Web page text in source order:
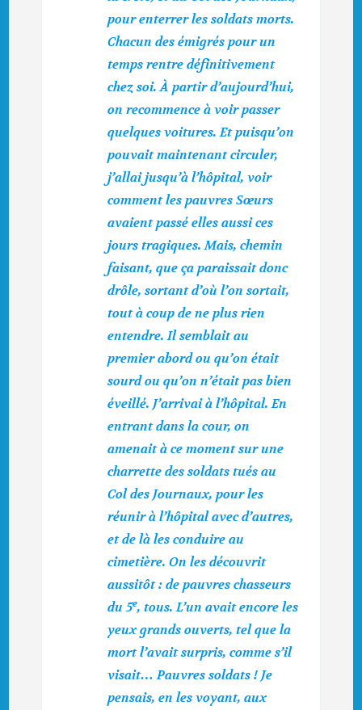
pour enterrer les soldats morts.
Chacun des émigrés pour un
temps rentre définitivement
chez soi. À partir d’aujourd’hui,
on recommence à voir passer
quelques voitures. Et puisqu’on
pouvait maintenant circuler,
j’allai jusqu’à l’hôpital, voir
comment les pauvres Sœurs
avaient passé elles aussi ces
jours tragiques. Mais, chemin
faisant, que ça paraissait donc
drôle, sortant d’où l’on sortait,
tout à coup de ne plus rien
entendre. Il semblait au
premier abord ou qu’on était
sourd ou qu’on n’était pas bien
éveillé. J’arrivai à l’hôpital. En
entrant dans la cour, on
amenait à ce moment sur une
charrette des soldats tués au
Col des Journaux, pour les
réunir à l’hôpital avec d’autres,
et de là les conduire au
cimetière. On les découvrit
aussitôt : de pauvres chasseurs
du 5e, tous. L’un avait encore les
yeux grands ouverts, tel que la
mort l’avait surpris, comme s’il
visait… Pauvres soldats ! Je
pensais, en les voyant, aux